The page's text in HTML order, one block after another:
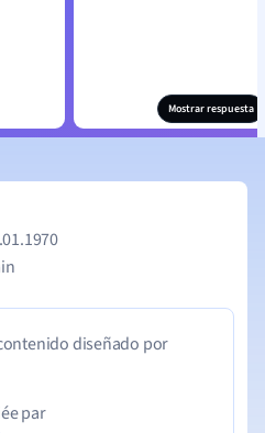
Mostrar respuesta
diseñado por
par